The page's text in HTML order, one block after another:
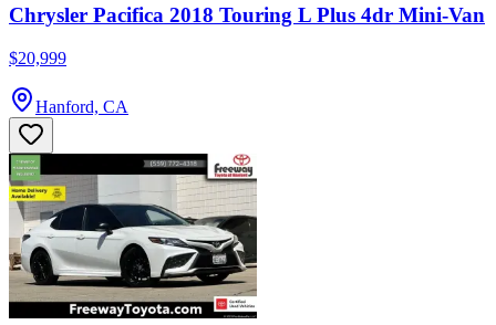
Chrysler Pacifica 2018 Touring L Plus 4dr Mini-Van
$20,999
Hanford, CA